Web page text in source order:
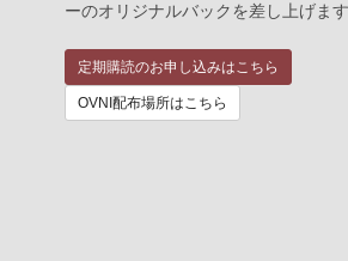
ーのオリジナルバックを差し上げます
定期購読のお申し込みはこちら
OVNI配布場所はこちら